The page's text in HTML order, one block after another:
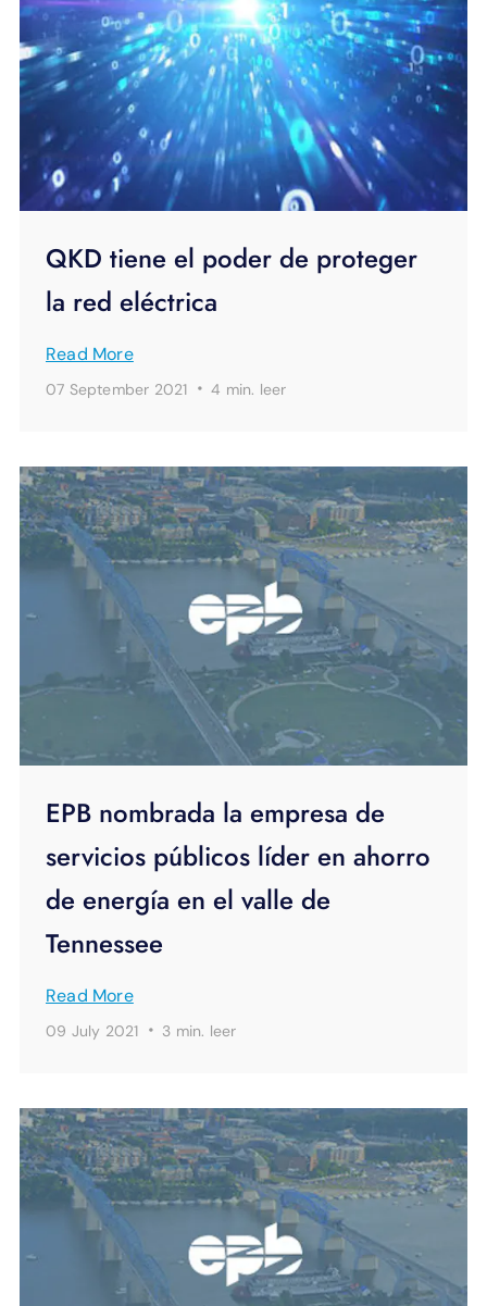
QKD tiene el poder de proteger
la red eléctrica
Read More
07 September 2021 ·4 min. leer
EPB nombrada la empresa de
servicios públicos líder en ahorro
de energía en el valle de
Tennessee
Read More
09 July 2021 · 3 min. leer